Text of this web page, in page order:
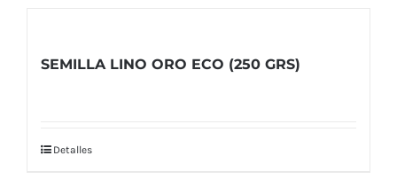
SEMILLA LINO ORO ECO (250 GRS)
Detalles